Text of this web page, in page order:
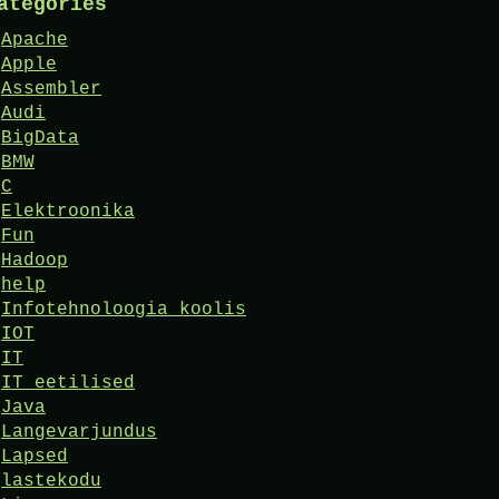
Apache
Apple
Assembler
Audi
BigData
BMW
C
Elektroonika
Fun
Hadoop
help
Infotehnoloogia koolis
IOT
IT
IT eetilised
Java
Langevarjundus
Lapsed
lastekodu